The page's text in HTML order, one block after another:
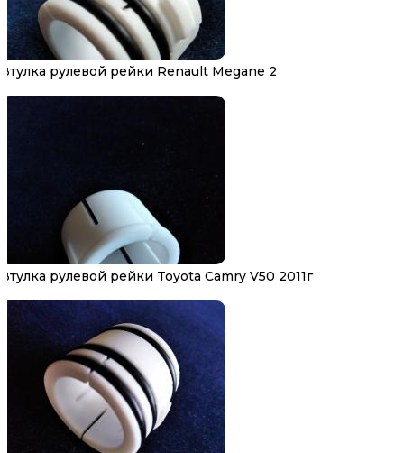
Втулка рулевой рейки Renault Megane 2
Втулка рулевой рейки Toyota Camry V50 2011г